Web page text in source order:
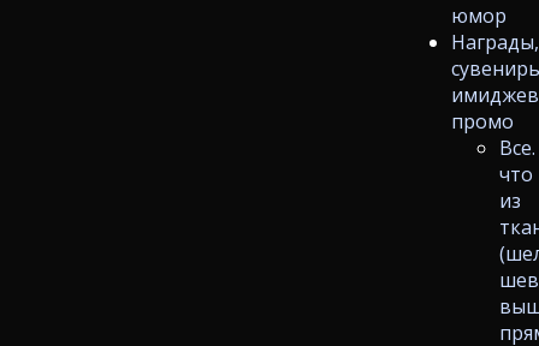
юмор
Награды,
промо
Все.
что
из